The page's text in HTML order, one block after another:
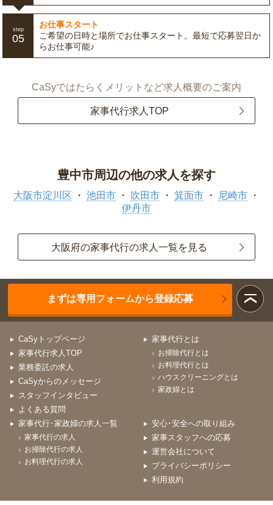
step
05
お仕事スタート
ご希望の日時と場所でお仕事スタート。最短で応募翌日か
らお仕事可能♪
CaSyではたらくメリットなど求人概要のご案内
家事代行求人TOP
豊中市周辺の他の求人を探す
大阪市淀川区 池田市 吹田市 箕面市
尼崎市
伊丹市
大阪府の家事代行の求人一覧を見る
まずは専用フォームから登録応募
CaSyトップページ
家事代行求人TOP
業務委託の求人
CaSyからのメッセージ
スタッフインタビュー
よくある質問
家事代行とは
お掃除代行とは
お料理代行とは
ハウスクリーニングとは
家政婦とは
家事代行･家政婦の求人一覧
家事代行の求人
お掃除代行の求人
お料理代行の求人
安心･安全への取り組み
家事スタッフへの応募
運営会社について
プライバシーポリシー
利用規約